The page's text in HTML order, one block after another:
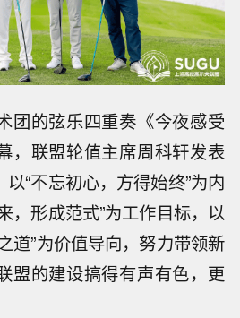
团的弦乐四重奏《今夜感受
，联盟轮值主席周科轩发表
“不忘初心，方得始终”为内
，形成范式”为工作目标，以
道”为价值导向，努力带领新
盟的建设搞得有声有色，更